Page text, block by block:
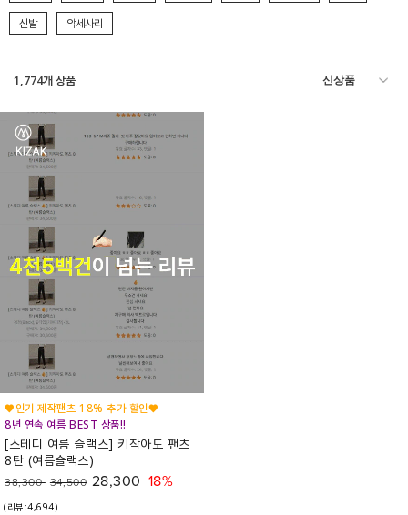
신발 악세사리
1,774개 상품
♥인기 제작팬츠 18% 추가 할인♥
8년 연속 여름 BEST 상품!!
[스테디 여름 슬랙스] 키작아도 팬츠
8탄 (여름슬랙스)
38,300 34,500 28,300 18%
(리뷰:4,694)